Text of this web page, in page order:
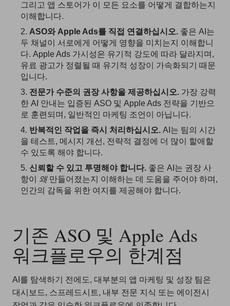
그리고 앱 스토어가 이 모든 요소를 어떻게 결합하는지
이해합니다.
ASO와 Apple Ads를 직접 연결하십시오. 좋은 AI는
두 채널이 서로에게 어떻게 영향을 미치는지 이해합니
다. Apple Ads 가시성은 유기적 강도에 따라 달라지며,
유료 광고가 정렬될 때 유기적 성장이 가속화되기 때문
입니다.
전문가 수준의 권장 사항을 제공하십시오. 가장 강력
한 AI 안내는 입증된 ASO 및 Apple Ads 전략을 기반으
로 훈련되며, 일반적인 마케팅 조언이 아닙니다.
반복적인 작업을 즉시 처리하십시오. AI는 팀의 시간
을 테스트, 메시지 개선, 전략적 결정에 더 많이 할애할
수 있도록 해야 합니다.
신뢰할 수 있고 투명해야 합니다. 좋은 AI는 권장 사
항이 왜만들어졌는지 이해하는 데 도움을 주어야 하며,
인간의 감독을 위한 여지를 제공해야 합니다.
기존 ASO 및 Apple Ads
워크플로우의 한계점
AI를 탐색하기 전에도, 대부분의 앱 마케팅 및 성장 팀은
대시보드, 스프레드시트, 내부 전문 지식 또는 에이전시